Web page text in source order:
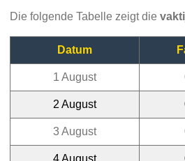
Die folgende Tabelle zeigt die
Datum
1 August
2 August
3 August
4 August